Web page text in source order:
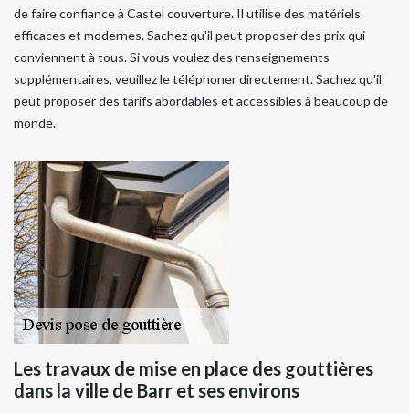
de faire confiance à Castel couverture. Il utilise des matériels
efficaces et modernes. Sachez qu'il peut proposer des prix qui
conviennent à tous. Si vous voulez des renseignements
supplémentaires, veuillez le téléphoner directement. Sachez qu'il
peut proposer des tarifs abordables et accessibles à beaucoup de
monde.
Les travaux de mise en place des gouttières
dans la ville de Barr et ses environs